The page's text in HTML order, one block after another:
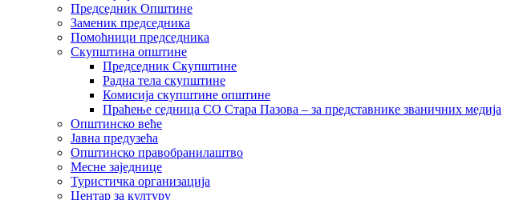
Председник Општине
Заменик председника
Помоћници председника
Скупштина општине
Председник Скупштине
Радна тела скупштине
Комисија скупштине општине
Праћење седница СО Стара Пазова – за представнике званичних медија
Општинско веће
Јавна предузећа
Општинско правобранилаштво
Месне заједнице
Туристичка организација
Центaр за културу